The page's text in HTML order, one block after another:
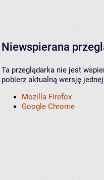
Niewspierana
Ta przeglądarka nie jest
pobierz aktualną wersję
Mozilla Firefox
Google Chrome